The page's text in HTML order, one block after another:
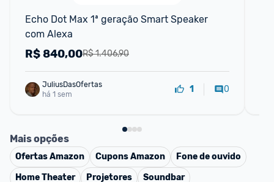
Echo Dot Max 1ª geração Smart Speaker
com Alexa
R$ 1.406,90
R$840,00
JuliusDasOfertas
há 1 sem
1 0
Mais opções
OfertasAmazon CuponsAmazon
Fone de ouvido
Home Theater
Projetores
Soundbar